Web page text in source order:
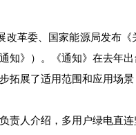
革委、国家能源局发布《
知》）。《通知》在去年
拓展了适用范围和应用场
人介绍，多用户绿电直连